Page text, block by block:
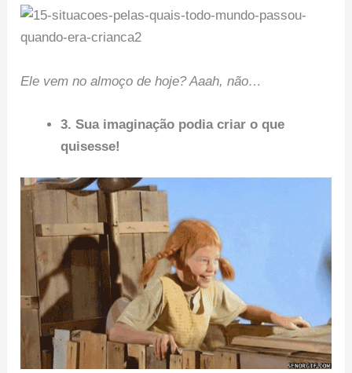
Ele vem no almoço de hoje? Aaah, não…
3. Sua imaginação podia criar o que
quisesse!